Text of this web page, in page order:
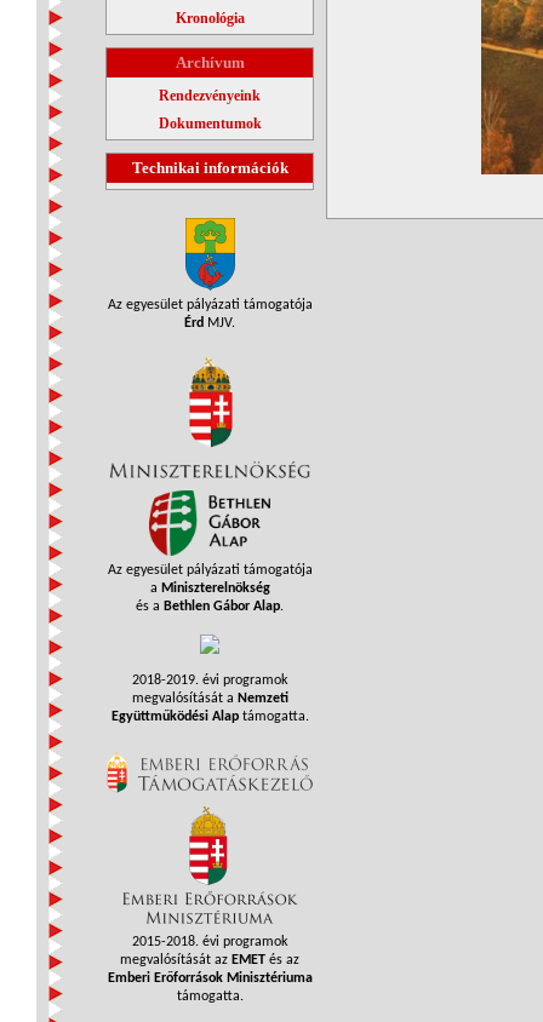
Kronológia
Archívum
Rendezvényeink
Dokumentumok
Technikai információk
Az egyesület pályázati támogatója
Érd MJV.
Az egyesület pályázati támogatója
a Miniszterelnökség
és a Bethlen Gábor Alap.
2018-2019. évi programok
megvalósítását a Nemzeti
Együttműködési Alaptámogatta.
2015-2018. évi programok
megvalósítását az EMET és az
Emberi Erőforrások Minisztériuma
támogatta.